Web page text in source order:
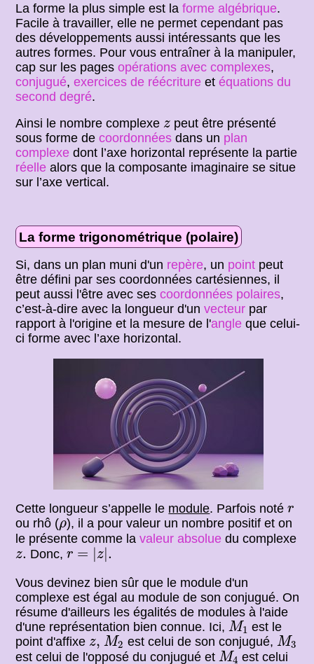
La forme la plus simple est laforme algébrique.
Facile à travailler, elle ne permet cependant pas
des développements aussi intéressants que les
autres formes. Pour vous entraîner à la manipuler,
cap sur les pagesopérations avec complexes,
conjugué,exercices de réécriture etéquations du
second degré.
Ainsi le nombre complexez
z peut être présenté
sous forme decoordonnées dans un plan
complexe dont l’axe horizontal représente la partie
réelle alors que la composante imaginaire se situe
sur l’axe vertical.
La forme trigonométrique (polaire)
Si, dans un plan muni d'un repère, un point peut
être défini par ses coordonnées cartésiennes, il
peut aussi l'être avec sescoordonnées polaires,
c’est-à-dire avec la longueur d'unvecteur par
rapport à l'origine et la mesure de l'angle que celui-
ci forme avec l’axe horizontal.
Cette longueur s’appelle le module. Parfois notér
r
ou rhô (ρ
ρ), il a pour valeur un nombre positif et on
le présente comme lavaleur absolue du complexe
z.
z Donc,r = |z .
r= |z|.
Vous devinez bien sûr que le module d'un
complexe est égal au module de son conjugué. On
résume d'ailleurs les égalités de modules à l'aide
d'une représentation bien connue. Ici, M1
M1est le
point d'affixez,
z M2
M2 est celui de son conjugué, M3
M3
est celui de l'opposé du conjugué etM4
M4est celui